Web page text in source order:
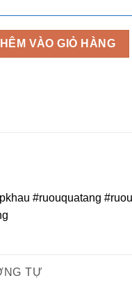
chai hình cửa sổ màu đỏ
VÀO GIỎ HÀNG
#ruouquatang
TỰ